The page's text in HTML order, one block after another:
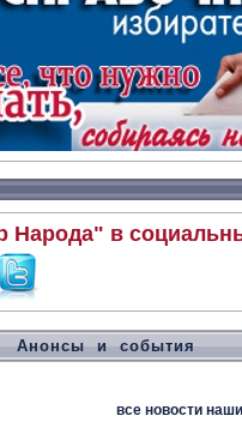
Народа" в
Анонсы и события
все новости